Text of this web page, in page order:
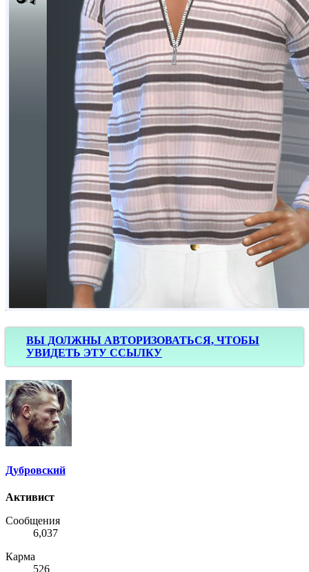
ВЫ ДОЛЖНЫ АВТОРИЗОВАТЬСЯ, ЧТОБЫ
УВИДЕТЬ ЭТУ ССЫЛКУ
Дубровский
Активист
Сообщения
6,037
Карма
526